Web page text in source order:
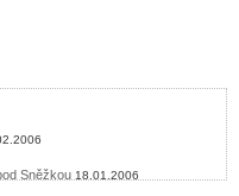
Sněžkou 18.01.2006